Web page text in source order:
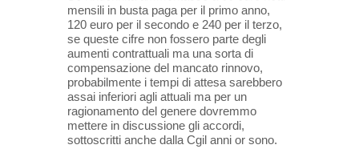
mensili in busta paga per il primo anno,
120 euro per il secondo e 240 per il terzo,
se queste cifre non fossero parte degli
aumenti contrattuali ma una sorta di
compensazione del mancato rinnovo,
probabilmente i tempi di attesa sarebbero
assai inferiori agli attuali ma per un
ragionamento del genere dovremmo
mettere in discussione gli accordi,
sottoscritti anche dalla Cgil anni or sono.